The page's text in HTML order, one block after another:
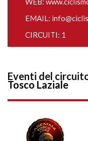
EMAIL:
CIRCUITI: 1
Eventi del
Tosco Laziale